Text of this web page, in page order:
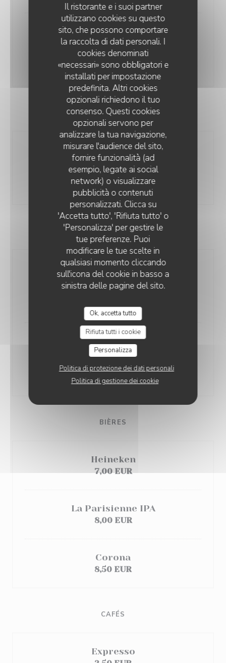
Il ristorante e i suoi partner
utilizzano cookies su questo
sito, che possono comportare
la raccolta di dati personali. I
cookies denominati
«necessari» sono obbligatori e
installati per impostazione
predefinita. Altri cookies
opzionali richiedono il tuo
consenso. Questi cookies
opzionali servono per
analizzare la tua navigazione,
misurare l'audience del sito,
fornire funzionalità (ad
esempio, legate ai social
network) o visualizzare
pubblicità o contenuti
personalizzati. Clicca su
'Accetta tutto', 'Rifiuta tutto' o
'Personalizza' per gestire le
tue preferenze. Puoi
modificare le tue scelte in
qualsiasi momento cliccando
sull'icona del cookie in basso a
sinistra delle pagine del sito.
Ok, accetta tutto
Rifiuta tutti i cookie
Personalizza
Politica di protezione dei dati personali
Politica di gestione dei cookie
Sancerre AOP - Domaine des Cotes
Blanches Nicolas Millet
13,00 EUR
12,5 cl
62,00 EUR
75 cl
VIN ROSÉ
Côtes de Provence AOP - Côté
Presqu'ile Minuty
8,00 EUR
12,5 cl
39,00 EUR
75 cl
CHAMPAGNE
Champagne de Canteneur Brut
Biodynamie
flute
Champagne AOC Devaux Grande
Réserve
65,00 EUR
75 cl
BIÈRES
Heineken
7,00 EUR
La Parisienne IPA
8,00 EUR
Corona
8,50 EUR
CAFÉS
Expresso